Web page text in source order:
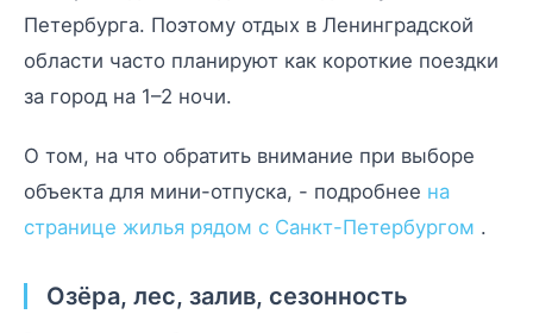
Петербурга. Поэтому отдых в Ленинградской
области часто планируют как короткие поездки
за город на 1–2 ночи.
О том, на что обратить внимание при выборе
объекта для мини-отпуска, - подробнее на
странице жилья рядом с Санкт-Петербургом .
Озёра, лес, залив, сезонность